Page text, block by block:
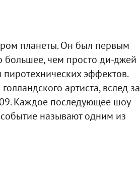
планеты. Он был первым
большее, чем просто ди-джей
пиротехнических эффектов.
артиста, вслед за
Каждое последующее шоу
называют одним из